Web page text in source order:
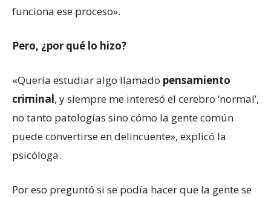
funciona ese proceso».
Pero, ¿por qué lo hizo?
«Quería estudiar algo llamado pensamiento
criminal, y siempre me interesó el cerebro ‘normal’,
no tanto patologías sino cómo la gente común
puede convertirse en delincuente», explicó la
psicóloga.
Por eso preguntó si se podía hacer que la gente se